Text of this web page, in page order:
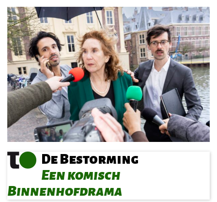
De Bestorming
Een komisch
Binnenhofdrama